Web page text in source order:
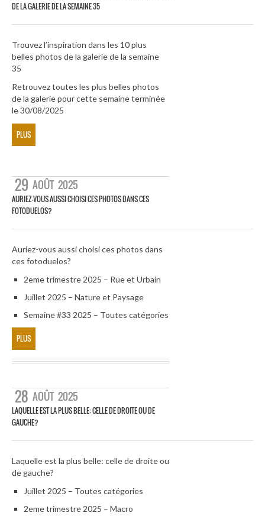
DE LA GALERIE DE LA SEMAINE 35
Trouvez l’inspiration dans les 10 plus
belles photos de la galerie de la semaine
35
Retrouvez toutes les plus belles photos
de la galerie pour cette semaine terminée
le 30/08/2025
PLUS
29 AOÛT 2025
AURIEZ-VOUS AUSSI CHOISI CES PHOTOS DANS CES
FOTODUELOS?
Auriez-vous aussi choisi ces photos dans
ces fotoduelos?
2eme trimestre 2025 – Rue et Urbain
Juillet 2025 – Nature et Paysage
Semaine #33 2025 – Toutes catégories
PLUS
28 AOÛT 2025
LAQUELLE EST LA PLUS BELLE: CELLE DE DROITE OU DE
GAUCHE?
Laquelle est la plus belle: celle de droite ou
de gauche?
Juillet 2025 – Toutes catégories
2eme trimestre 2025 – Macro